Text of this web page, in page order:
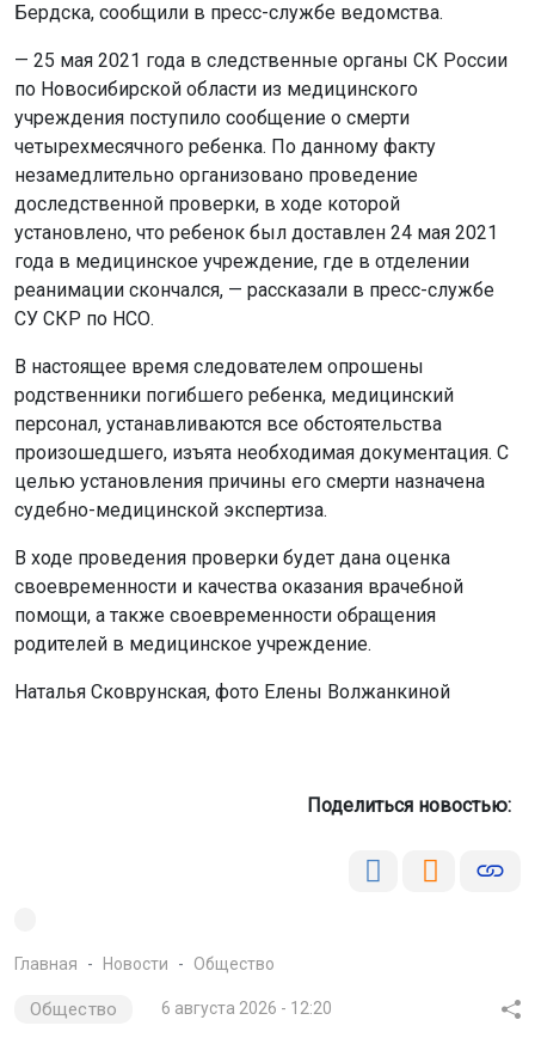
Бердска, сообщили в пресс-службе ведомства.
— 25 мая 2021 года в следственные органы СК России
по Новосибирской области из медицинского
учреждения поступило сообщение о смерти
четырехмесячного ребенка. По данному факту
незамедлительно организовано проведение
доследственной проверки, в ходе которой
установлено, что ребенок был доставлен 24 мая 2021
года в медицинское учреждение, где в отделении
реанимации скончался, — рассказали в пресс-службе
СУ СКР по НСО.
В настоящее время следователем опрошены
родственники погибшего ребенка, медицинский
персонал, устанавливаются все обстоятельства
произошедшего, изъята необходимая документация. С
целью установления причины его смерти назначена
судебно-медицинской экспертиза.
В ходе проведения проверки будет дана оценка
своевременности и качества оказания врачебной
помощи, а также своевременности обращения
родителей в медицинское учреждение.
Наталья Сковрунская, фото Елены Волжанкиной
Поделиться новостью:
Главная Новости Общество
Общество 6 августа 2026 - 12:20